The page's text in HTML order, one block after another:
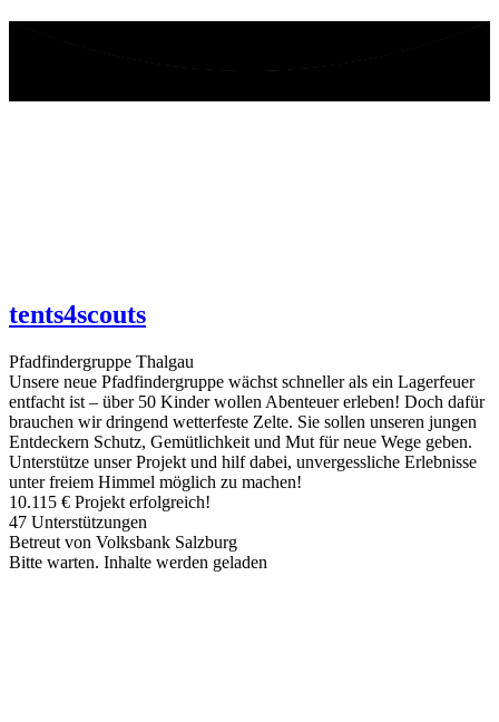
tents4scouts
Pfadfindergruppe Thalgau
Unsere neue Pfadfindergruppe wächst schneller als ein Lagerfeuer
entfacht ist – über 50 Kinder wollen Abenteuer erleben! Doch dafür
brauchen wir dringend wetterfeste Zelte. Sie sollen unseren jungen
Entdeckern Schutz, Gemütlichkeit und Mut für neue Wege geben.
Unterstütze unser Projekt und hilf dabei, unvergessliche Erlebnisse
unter freiem Himmel möglich zu machen!
10.115 € Projekt erfolgreich!
47 Unterstützungen
Betreut von Volksbank Salzburg
Bitte warten. Inhalte werden geladen